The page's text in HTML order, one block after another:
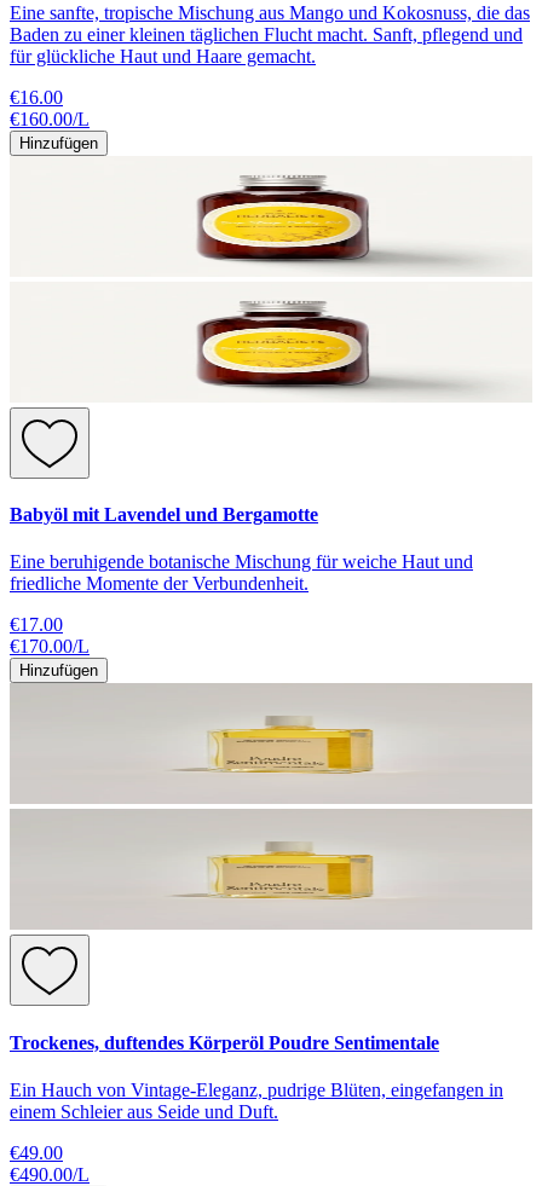
Eine sanfte, tropische Mischung aus Mango und Kokosnuss, die das
Baden zu einer kleinen täglichen Flucht macht. Sanft, pflegend und
für glückliche Haut und Haare gemacht.
€16.00
€160.00/L
Hinzufügen
Babyöl mit Lavendel und Bergamotte
Eine beruhigende botanische Mischung für weiche Haut und
friedliche Momente der Verbundenheit.
€17.00
€170.00/L
Hinzufügen
Trockenes, duftendes Körperöl Poudre Sentimentale
Ein Hauch von Vintage-Eleganz, pudrige Blüten, eingefangen in
einem Schleier aus Seide und Duft.
€49.00
€490.00/L